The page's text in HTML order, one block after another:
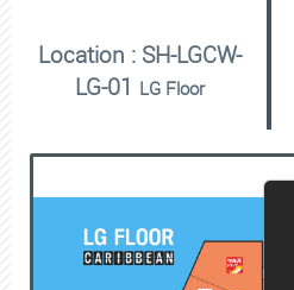
Location : SH-LGCW-
LG-01 LG Floor